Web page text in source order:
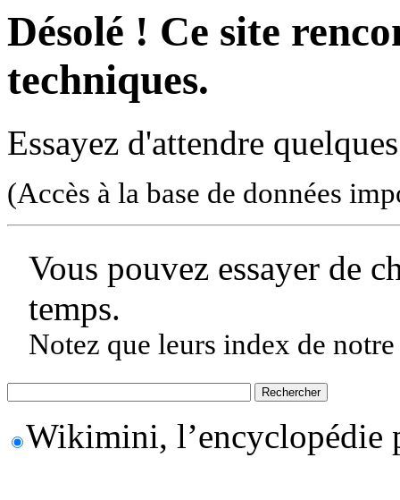
Désolé ! Ce site
techniques.
Essayez d'attendre
(Accès à la base de données
Vous pouvez essayer de
temps.
Notez que leurs index de
Wikimini, l’encyclopédie